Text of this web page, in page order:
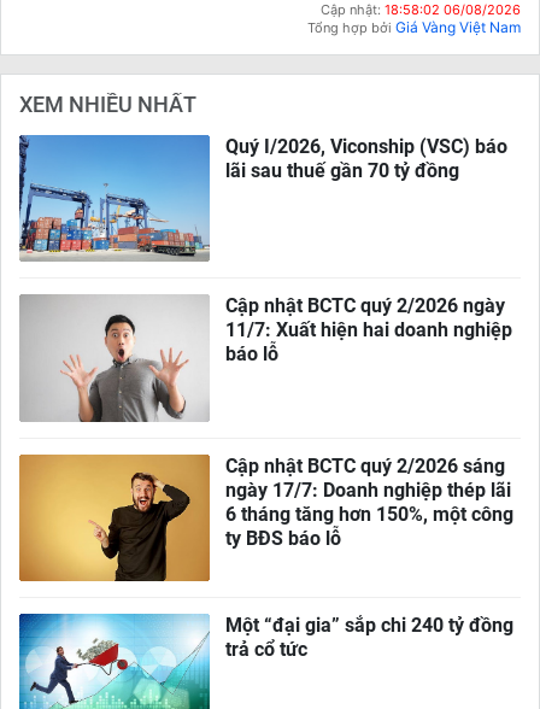
Cập nhật: 18:58:02 06/08/2026
Tổng hợp bởi Giá Vàng Việt Nam
XEM NHIỀU NHẤT
Quý I/2026, Viconship (VSC) báo
lãi sau thuế gần 70 tỷ đồng
Cập nhật BCTC quý 2/2026 ngày
11/7: Xuất hiện hai doanh nghiệp
báo lỗ
Cập nhật BCTC quý 2/2026 sáng
ngày 17/7: Doanh nghiệp thép lãi
6 tháng tăng hơn 150%, một công
ty BĐS báo lỗ
Một “đại gia” sắp chi 240 tỷ đồng
trả cổ tức